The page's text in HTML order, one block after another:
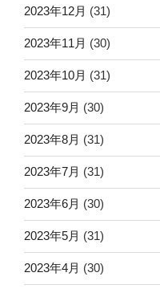
2023年12月 (31)
2023年11月 (30)
2023年10月 (31)
2023年9月 (30)
2023年8月 (31)
2023年7月 (31)
2023年6月 (30)
2023年5月 (31)
2023年4月 (30)